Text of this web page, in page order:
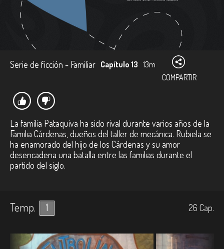
Serie de ficción - Familiar Capítulo 13 13m
COMPARTIR
La familia Pataquiva ha sido rival durante varios años de la
Familia Cárdenas, dueños del taller de mecánica. Rubiela se
ha enamorado del hijo de los Cárdenas y su amor
desencadena una batalla entre las familias durante el
partido del siglo.
Temp. 1 26 Cap.